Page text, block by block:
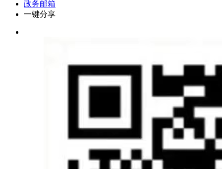
政务邮箱
一键分享